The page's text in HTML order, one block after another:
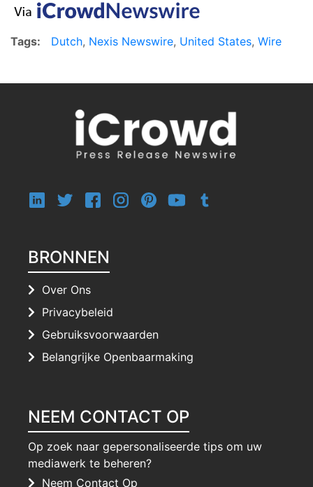
Tags: Dutch, Nexis Newswire, United States, Wire
BRONNEN
Over Ons
Privacybeleid
Gebruiksvoorwaarden
Belangrijke Openbaarmaking
NEEM CONTACT OP
Op zoek naar gepersonaliseerde tips om uw
mediawerk te beheren?
Neem Contact Op